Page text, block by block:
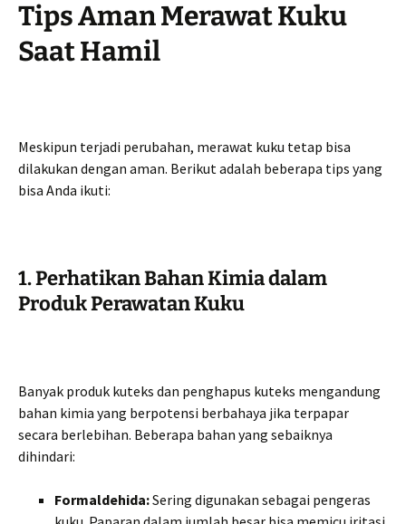
Tips Aman Merawat Kuku
Saat Hamil
Meskipun terjadi perubahan, merawat kuku tetap bisa
dilakukan dengan aman. Berikut adalah beberapa tips yang
bisa Anda ikuti:
1. Perhatikan Bahan Kimia dalam
Produk Perawatan Kuku
Banyak produk kuteks dan penghapus kuteks mengandung
bahan kimia yang berpotensi berbahaya jika terpapar
secara berlebihan. Beberapa bahan yang sebaiknya
dihindari:
Formaldehida:Sering digunakan sebagai pengeras